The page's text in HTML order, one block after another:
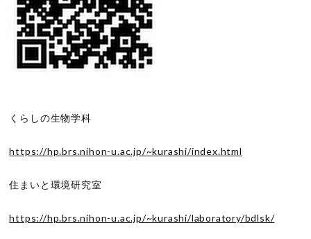
くらしの生物学科
https://hp.brs.nihon-u.ac.jp/~kurashi/index.html
住まいと環境研究室
https://hp.brs.nihon-u.ac.jp/~kurashi/laboratory/bdlsk/